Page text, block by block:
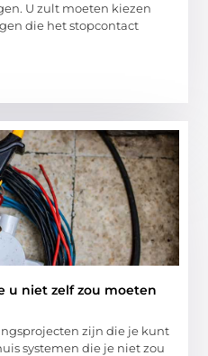
U zult moeten kiezen
die het stopcontact
u niet zelf zou moeten
zijn die je kunt
systemen die je niet zou